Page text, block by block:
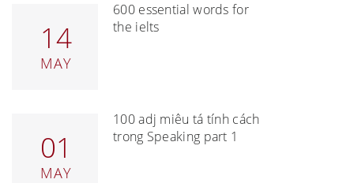
14
MAY
600 essential words for
the ielts
01
MAY
100 adj miêu tả tính cách
trong Speaking part 1